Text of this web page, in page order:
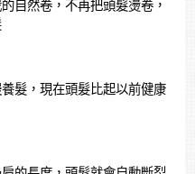
自然卷，不再把頭髮燙卷，
髮，現在頭髮比起以前健康